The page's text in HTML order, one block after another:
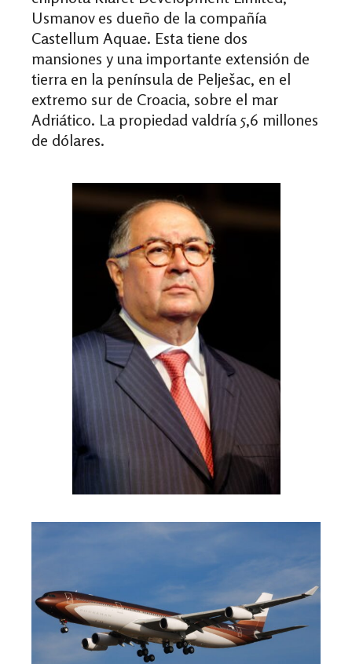
Usmanov es dueño de la compañía
Castellum Aquae. Esta tiene dos
mansiones y una importante extensión de
tierra en la península de Pelješac, en el
extremo sur de Croacia, sobre el mar
Adriático. La propiedad valdría 5,6 millones
de dólares.